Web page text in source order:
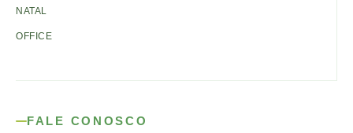
NATAL
OFFICE
FALE CONOSCO